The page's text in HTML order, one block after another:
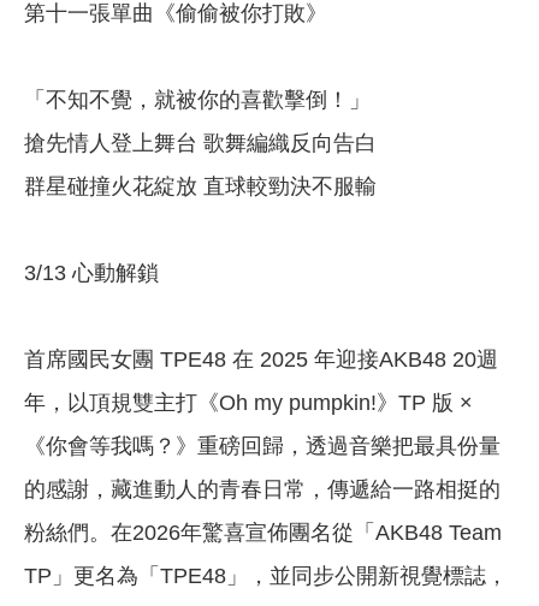
第十一張單曲《偷偷被你打敗》
「不知不覺，就被你的喜歡擊倒！」
搶先情人登上舞台 歌舞編織反向告白
群星碰撞火花綻放 直球較勁決不服輸
3/13 心動解鎖
首席國民女團 TPE48 在 2025 年迎接AKB48 20週
年，以頂規雙主打《Oh my pumpkin!》TP 版 ×
《你會等我嗎？》重磅回歸，透過音樂把最具份量
的感謝，藏進動人的青春日常，傳遞給一路相挺的
粉絲們。在2026年驚喜宣佈團名從「AKB48 Team
TP」更名為「TPE48」，並同步公開新視覺標誌，